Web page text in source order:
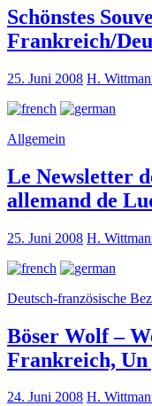
Schönstes
Frankreich/
25. Juni 2008 H.
Allgemein
Le Newsletter
allemand de
25. Juni 2008 H.
Deutsch-französische
Böser Wolf –
Frankreich, Un
24. Juni 2008 H.